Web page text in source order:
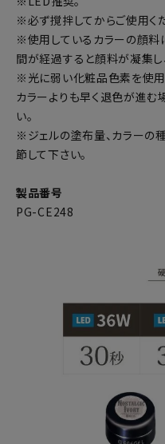
※必ず撹拌してからご使用く
※使用しているカラーの顔料
間が経過すると顔料が凝集し
※光に弱い化粧品色素を使用
カラーよりも早く退色が進む
い。
※ジェルの塗布量、カラーの
節して下さい。
製品番号
PG-CE248